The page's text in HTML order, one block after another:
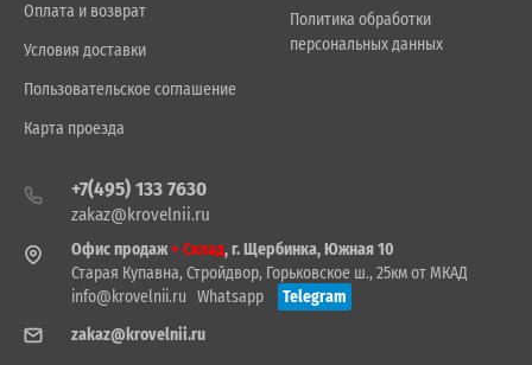
Оплата и возврат
Условия доставки
Пользовательское соглашение
Карта проезда
Политика обработки
персональных данных
+7(495) 133 7630
zakaz@krovelnii.ru
Офис продаж+ Склад, г. Щербинка, Южная 10
Старая Купавна, Стройдвор, Горьковское ш., 25км от МКАД
info@krovelnii.ru Whatsapp
Telegram
zakaz@krovelnii.ru